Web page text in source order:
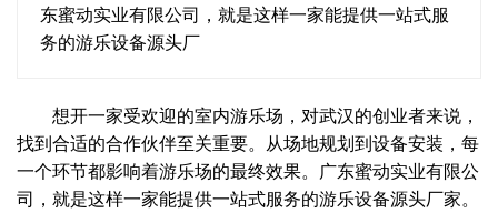
东蜜动实业有限公司，就是这样一家能提供一站式服
务的游乐设备源头厂
想开一家受欢迎的室内游乐场，对武汉的创业者来说，
找到合适的合作伙伴至关重要。从场地规划到设备安装，每
一个环节都影响着游乐场的最终效果。广东蜜动实业有限公
司，就是这样一家能提供一站式服务的游乐设备源头厂家。